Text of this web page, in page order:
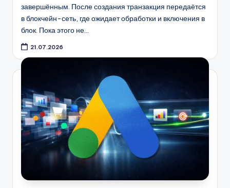
завершённым. После создания транзакция передаётся
в блокчейн-сеть, где ожидает обработки и включения в
блок. Пока этого не…
21.07.2026